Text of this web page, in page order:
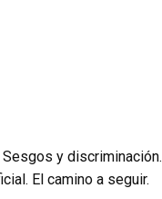
y discriminación.
El camino a seguir.